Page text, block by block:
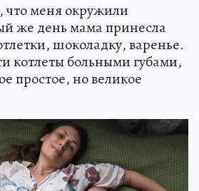
что меня окружили
же день мама принесла
шоколадку, варенье.
котлеты больными губами,
простое, но великое